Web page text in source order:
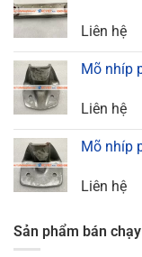
Liên hệ
Mõ nhíp
Liên hệ
Mõ nhíp
Liên hệ
Sản phẩm bán chạy